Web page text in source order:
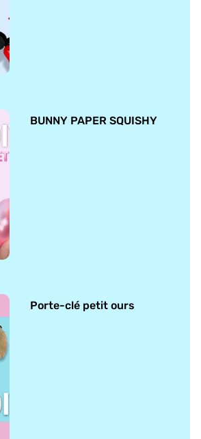
BUNNY PAPER SQUISHY
Porte-clé petit ours